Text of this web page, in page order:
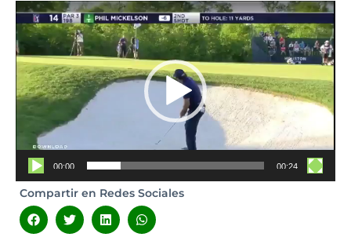
Reproductor
de
vídeo
00:00 00:24
Compartir en Redes Sociales